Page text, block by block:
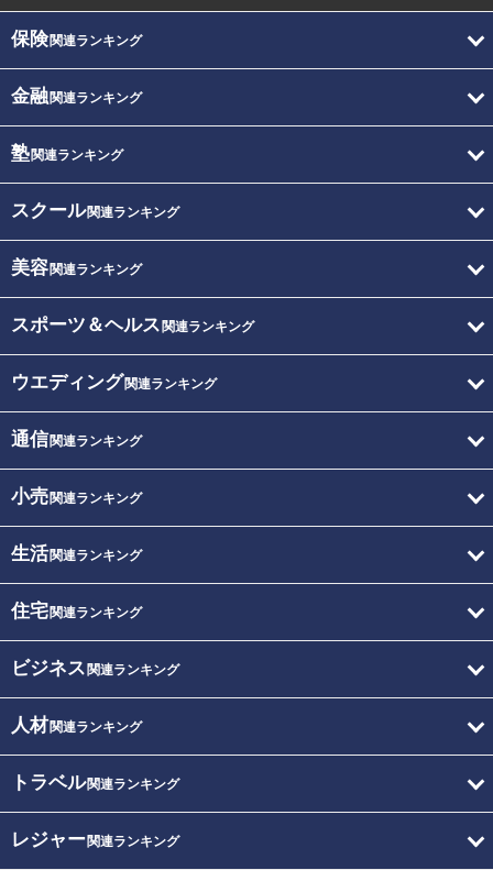
保険関連ランキング
金融関連ランキング
塾関連ランキング
スクール関連ランキング
美容関連ランキング
スポーツ＆ヘルス 関連ランキング
ウエディング関連ランキング
通信関連ランキング
小売関連ランキング
生活関連ランキング
住宅関連ランキング
ビジネス 関連ランキング
人材関連ランキング
トラベル関連ランキング
レジャー関連ランキング